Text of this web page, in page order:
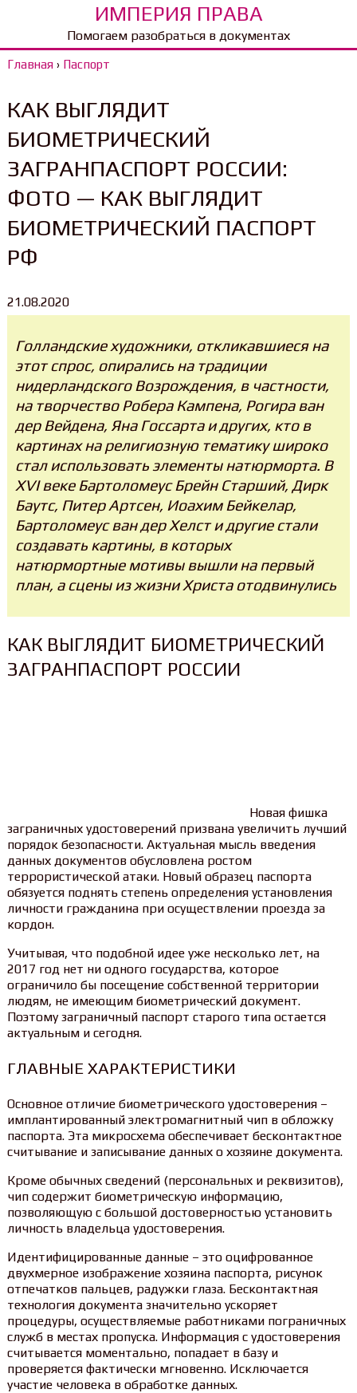
ИМПЕРИЯ ПРАВА
Помогаем разобраться в документах
Главная› Паспорт
КАК ВЫГЛЯДИТ
БИОМЕТРИЧЕСКИЙ
ЗАГРАНПАСПОРТ РОССИИ:
ФОТО — КАК ВЫГЛЯДИТ
БИОМЕТРИЧЕСКИЙ ПАСПОРТ
РФ
21.08.2020
Голландские художники, откликавшиеся на
этот спрос, опирались на традиции
нидерландского Возрождения, в частности,
на творчество Робера Кампена, Рогира ван
дер Вейдена, Яна Госсарта и других, кто в
картинах на религиозную тематику широко
стал использовать элементы натюрморта. В
XVI веке Бартоломеус Брейн Старший, Дирк
Баутс, Питер Артсен, Иоахим Бейкелар,
Бартоломеус ван дер Хелст и другие стали
создавать картины, в которых
натюрмортные мотивы вышли на первый
план, а сцены из жизни Христа отодвинулись
КАК ВЫГЛЯДИТ БИОМЕТРИЧЕСКИЙ
ЗАГРАНПАСПОРТ РОССИИ
Новая фишка
заграничных удостоверений призвана увеличить лучший
порядок безопасности. Актуальная мысль введения
данных документов обусловлена ростом
террористической атаки. Новый образец паспорта
обязуется поднять степень определения установления
личности гражданина при осуществлении проезда за
кордон.
Учитывая, что подобной идее уже несколько лет, на
2017 год нет ни одного государства, которое
ограничило бы посещение собственной территории
людям, не имеющим биометрический документ.
Поэтому заграничный паспорт старого типа остается
актуальным и сегодня.
ГЛАВНЫЕ ХАРАКТЕРИСТИКИ
Основное отличие биометрического удостоверения –
имплантированный электромагнитный чип в обложку
паспорта. Эта микросхема обеспечивает бесконтактное
считывание и записывание данных о хозяине документа.
Кроме обычных сведений (персональных и реквизитов),
чип содержит биометрическую информацию,
позволяющую с большой достоверностью установить
личность владельца удостоверения.
Идентифицированные данные – это оцифрованное
двухмерное изображение хозяина паспорта, рисунок
отпечатков пальцев, радужки глаза. Бесконтактная
технология документа значительно ускоряет
процедуры, осуществляемые работниками пограничных
служб в местах пропуска. Информация с удостоверения
считывается моментально, попадает в базу и
проверяется фактически мгновенно. Исключается
участие человека в обработке данных.